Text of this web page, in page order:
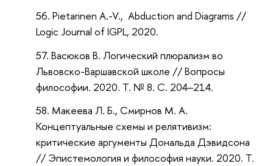
Pietarinen A.-V., Abduction and Diagrams //
Logic Journal of IGPL, 2020.
Васюков В. Логический плюрализм во
Львовско-Варшавской школе // Вопросы
философии. 2020. Т. № 8. С. 204‒214.
Макеева Л. Б., Смирнов М. А.
Концептуальные схемы и релятивизм:
критические аргументы Дональда Дэвидсона
// Эпистемология и философия науки. 2020. Т.